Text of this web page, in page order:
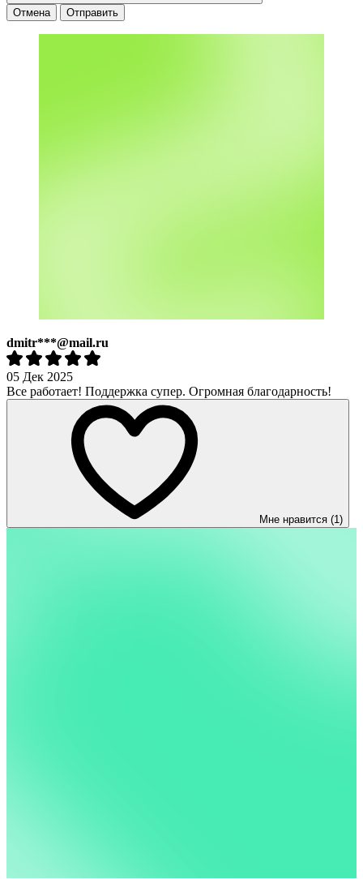
Отмена Отправить
dmitr***@mail.ru
05 Дек 2025
Все работает! Поддержка супер. Огромная благодарность!
Мне нравится (1)